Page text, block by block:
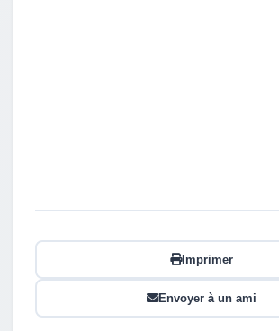
Imprimer
Envoyer à un ami